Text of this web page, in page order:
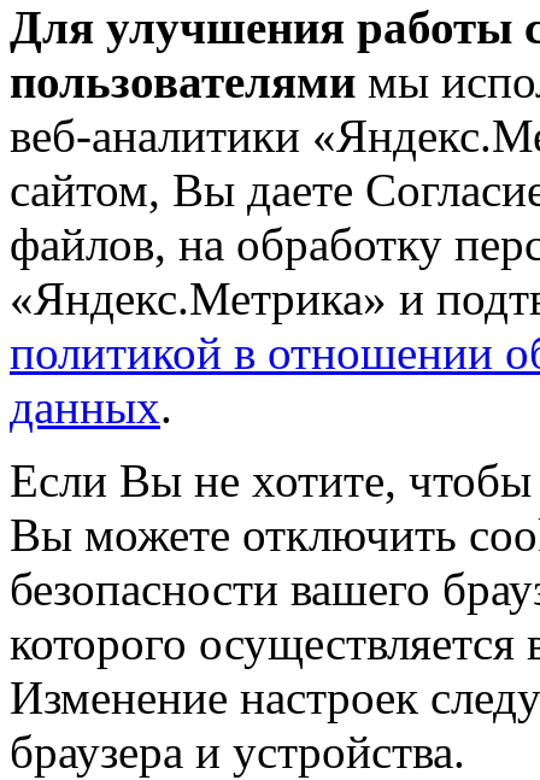
Для улучшения работы
пользователями мы
веб-аналитики
сайтом, Вы даете
файлов, на обработку
«Яндекс.Метрика» и
политикой в отношении
данных.
Если Вы не хотите,
Вы можете отключить
безопасности вашего
которого
Изменение настроек
браузера и устройства.